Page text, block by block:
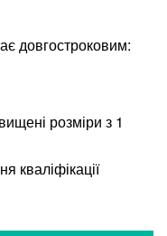
довгостроковим:
розміри з 1
кваліфікації